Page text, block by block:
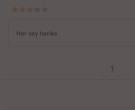
Her sey harika
1